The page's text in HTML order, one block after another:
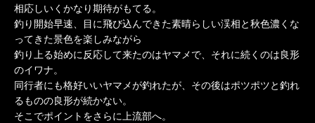
相応しいくかなり期待がもてる。
釣り開始早速、目に飛び込んできた素晴らしい渓相と秋色濃くな
ってきた景色を楽しみながら
釣り上る始めに反応して来たのはヤマメで、それに続くのは良形
のイワナ。
同行者にも格好いいヤマメが釣れたが、その後はポツポツと釣れ
るものの良形が続かない。
そこでポイントをさらに上流部へ。